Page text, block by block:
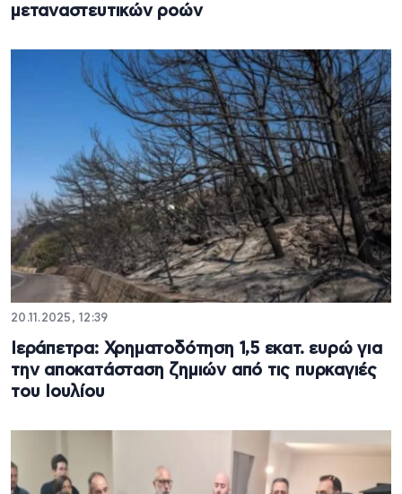
μεταναστευτικών ροών
20.11.2025, 12:39
Ιεράπετρα: Χρηματοδότηση 1,5 εκατ. ευρώ για
την αποκατάσταση ζημιών από τις πυρκαγιές
του Ιουλίου